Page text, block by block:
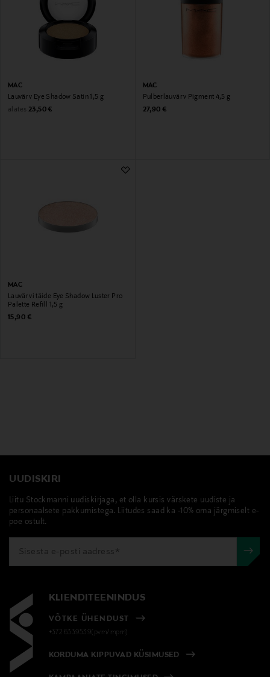
MAC
Lauvärv Eye Shadow Satin 1,5 g
alates Original Price
23,50 €
MAC
Pulberlauvärv Pigment 4,5 g
Original Price
27,90 €
MAC
Lauvärvi täide Eye Shadow Luster Pro
Palette Refill 1,5 g
Original Price
15,90 €
UUDISKIRI
Liitu Stockmanni uudiskirjaga, et olla kursis värskete uudiste ja
personaalsete pakkumistega. Liitudes saad ka -10% oma järgmiselt e-
poe ostult.
KLIENDITEENINDUS
VÕTKE ÜHENDUST
+372 6339539(pvm/mpm)
KORDUMA KIPPUVAD KÜSIMUSED